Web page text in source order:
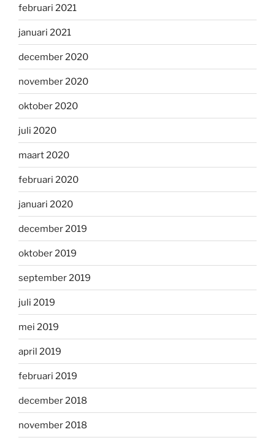
februari 2021
januari 2021
december 2020
november 2020
oktober 2020
juli 2020
maart 2020
februari 2020
januari 2020
december 2019
oktober 2019
september 2019
juli 2019
mei 2019
april 2019
februari 2019
december 2018
november 2018